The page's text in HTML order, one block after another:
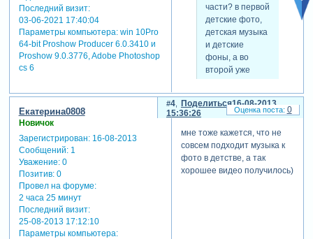
Последний визит:
03-06-2021 17:40:04
Параметры компьютера:win 10Pro
64-bit Proshow Producer 6.0.3410 и
Proshow 9.0.3776, Adobe Photoshop
cs 6
части? в первой
детские фото,
детская музыка
и детские
фоны, а во
второй уже
фото, где она
повзрослевшая,
и тут уже
современная
музыка.
спасибо!!! я думала, но не
Поделиться
4
16-08-2013
15:36:26
Екатерина0808
Новичок
Зарегистрирован: 16-08-2013
Сообщений:1
Уважение: 0
Позитив: 0
Провел на форуме:
2 часа 25 минут
Последний визит:
25-08-2013 17:12:10
Параметры компьютера:
мне тоже кажется, что не
совсем подходит музыка к
фото в детстве, а так
хорошее видео получилось)
0